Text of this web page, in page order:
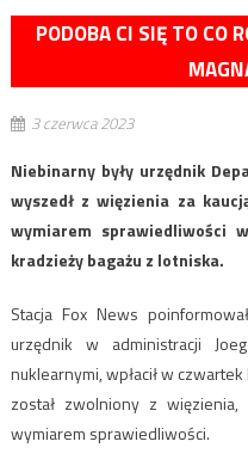
PODOBA CI SIĘ TO CO
3 czerwca 2023
Niebinarny były urzędnik
wyszedł z więzienia za
wymiarem sprawiedliwości
kradzieży bagażu z lotniska.
Stacja Fox News
urzędnik w administracji
nuklearnymi, wpłacił w
został zwolniony z
wymiarem sprawiedliwości.